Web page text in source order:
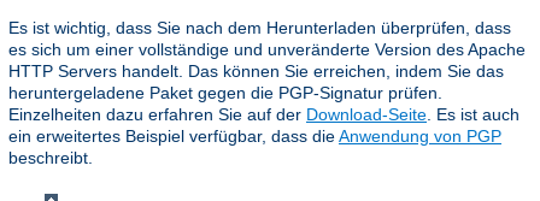
Es ist wichtig, dass Sie nach dem Herunterladen überprüfen, dass
es sich um einer vollständige und unveränderte Version des Apache
HTTP Servers handelt. Das können Sie erreichen, indem Sie das
heruntergeladene Paket gegen die PGP-Signatur prüfen.
Einzelheiten dazu erfahren Sie auf der Download-Seite . Es ist auch
ein erweitertes Beispiel verfügbar, dass dieAnwendung von PGP
beschreibt.